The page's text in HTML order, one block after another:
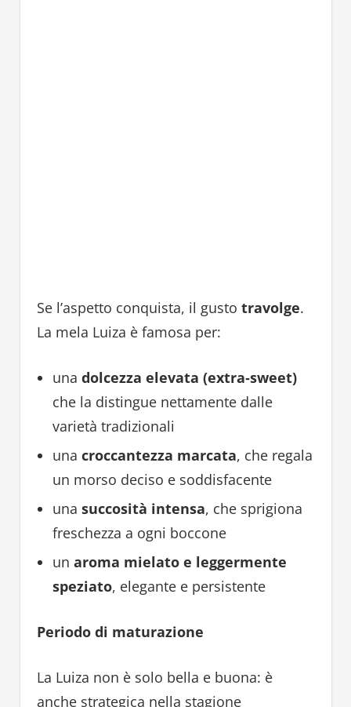
Se l’aspetto conquista, il gusto travolge.
La mela Luiza è famosa per:
una dolcezza elevata (extra‑sweet)
che la distingue nettamente dalle
varietà tradizionali
una croccantezza marcata, che regala
un morso deciso e soddisfacente
una succosità intensa, che sprigiona
freschezza a ogni boccone
un aroma mielato e leggermente
speziato, elegante e persistente
Periodo di maturazione
La Luiza non è solo bella e buona: è
anche strategica nella stagione